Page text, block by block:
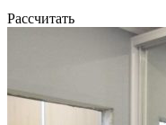
Рассчитать